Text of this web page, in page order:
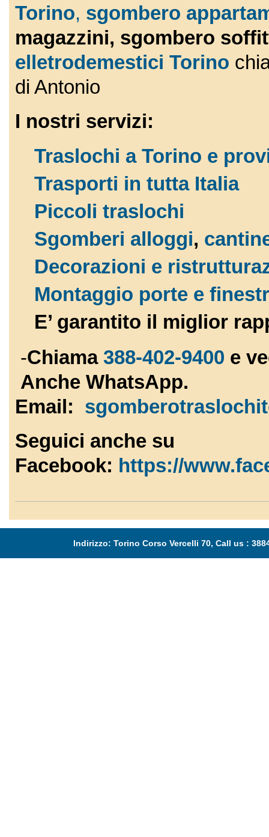
Torino, sgombero
magazzini, sgombero
elletrodemestici Torino
di Antonio
I nostri servizi:
Traslochi a Torino e
Trasporti in tutta Italia
Piccoli traslochi
Sgomberi alloggi,
Decorazioni e
Montaggio porte e
E’ garantito il miglior
-Chiama 388-402-9400 e
Anche WhatsApp.
Email:
Seguici anche su
Facebook: https://
Indirizzo: Torino Corso Vercelli 70, Call us :